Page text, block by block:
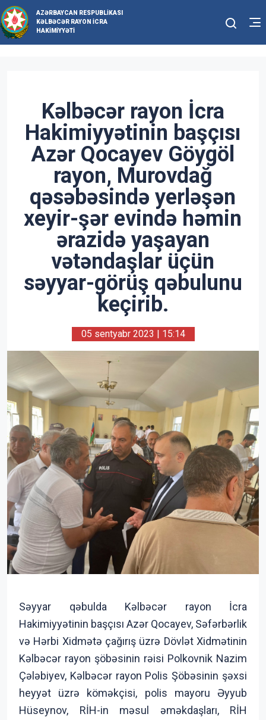
AZƏRBAYCAN RESPUBLIKASI
KƏLBƏCƏR RAYON İCRA
HAKIMIYYƏTI
Kəlbəcər rayon İcra
Hakimiyyətinin başçısı
Azər Qocayev Göygöl
rayon, Murovdağ
qəsəbəsində yerləşən
xeyir-şər evində həmin
ərazidə yaşayan
vətəndaşlar üçün
səyyar-görüş qəbulunu
keçirib.
05 sentyabr 2023 | 15:14
Səyyar qəbulda Kəlbəcər rayon İcra
Hakimiyyətinin başçısı Azər Qocayev, Səfərbərlik
və Hərbi Xidmətə çağırış üzrə Dövlət Xidmətinin
Kəlbəcər rayon şöbəsinin rəisi Polkovnik Nazim
Çələbiyev, Kəlbəcər rayon Polis Şöbəsinin şəxsi
heyyət üzrə köməkçisi, polis mayoru Əyyub
Hüseynov, RİH-in məsul əməkdaşları, RİH